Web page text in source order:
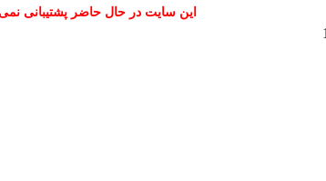
این سایت در حال حاضر پشتیبانی